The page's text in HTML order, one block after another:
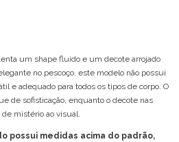
um shape fluído e um decote arrojado
no pescoço, este modelo não possui
e adequado para todos os tipos de corpo. O
de sofisticação, enquanto o decote nas
mistério ao visual.
possui medidas acima do padrão,